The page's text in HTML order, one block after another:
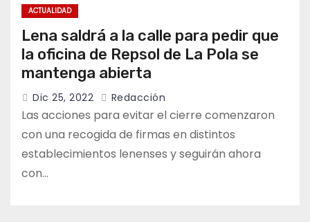
ACTUALIDAD
Lena saldrá a la calle para pedir que
la oficina de Repsol de La Pola se
mantenga abierta
Dic 25, 2022 Redacción
Las acciones para evitar el cierre comenzaron
con una recogida de firmas en distintos
establecimientos lenenses y seguirán ahora
con…